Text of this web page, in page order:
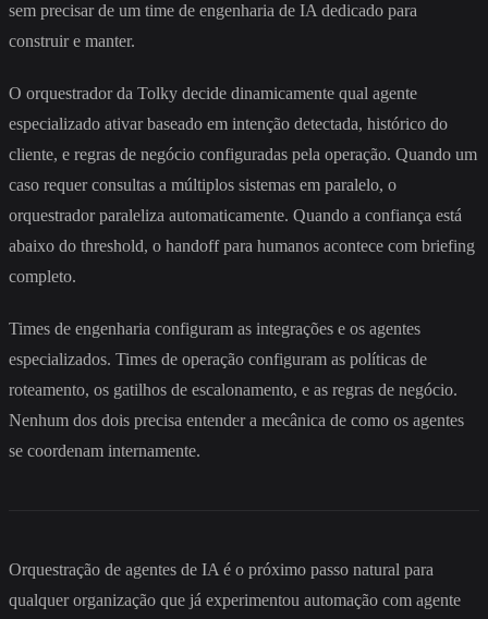
sem precisar de um time de engenharia de IA dedicado para
construir e manter.
O orquestrador da Tolky decide dinamicamente qual agente
especializado ativar baseado em intenção detectada, histórico do
cliente, e regras de negócio configuradas pela operação. Quando um
caso requer consultas a múltiplos sistemas em paralelo, o
orquestrador paraleliza automaticamente. Quando a confiança está
abaixo do threshold, o handoff para humanos acontece com briefing
completo.
Times de engenharia configuram as integrações e os agentes
especializados. Times de operação configuram as políticas de
roteamento, os gatilhos de escalonamento, e as regras de negócio.
Nenhum dos dois precisa entender a mecânica de como os agentes
se coordenam internamente.
Orquestração de agentes de IA é o próximo passo natural para
qualquer organização que já experimentou automação com agente